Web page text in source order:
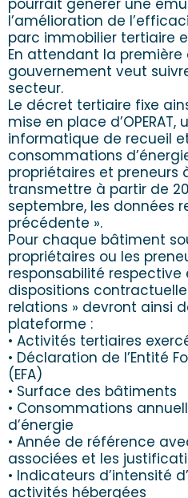
pourrait générer une
l’amélioration de
parc immobilier tertiaire
En attendant la
gouvernement veut
secteur.
Le décret tertiaire fixe
mise en place
informatique de recueil
consommations
propriétaires et preneurs
transmettre à partir de
septembre, les données
précédente ».
Pour chaque bâtiment
propriétaires ou les
responsabilité
dispositions
relations » devront ainsi
plateforme :
• Activités tertiaires
• Déclaration de l’Entité
(EFA)
• Surface des bâtiments
• Consommations
d’énergie
• Année de référence
associées et les
• Indicateurs d’intensité
activités hébergées